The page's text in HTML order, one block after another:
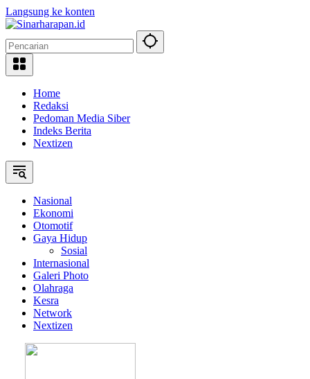
Langsung ke konten
Home
Redaksi
Pedoman Media Siber
Indeks Berita
Nextizen
Nasional
Ekonomi
Otomotif
Gaya Hidup
Sosial
Internasional
Galeri Photo
Olahraga
Kesra
Network
Nextizen